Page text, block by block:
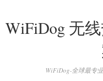
WiFiDog 无
WiFiDog-全球最专